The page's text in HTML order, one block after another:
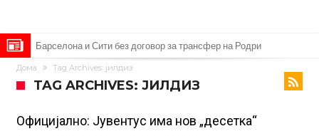
Барселона и Сити без договор за трансфер на Родри
Никој не разбира зошто: Мурињо брутално го понижи
Арсенал и Манчестер Јунајтед сакаат напаѓач од Интер: Цената е
85 милиони евра
Манчестер Сити за 100 милиони евра ја носи сензацијата од СП
Дома Tag Archives: јилдиз
TAG ARCHIVES: ЈИЛДИЗ
Официјално: Јувентус има нов „десетка“